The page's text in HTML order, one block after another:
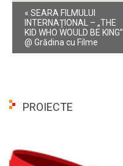
Event
Navigation
« SEARA FILMULUI
INTERNAȚIONAL – „THE
KID WHO WOULD BE KING”
@ Grădina cu Filme
PROIECTE